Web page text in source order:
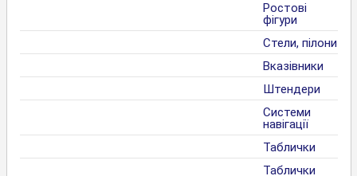
Ростові
фігури
Стели, пілони
Вказівники
Штендери
Системи
навігації
Таблички
Таблички